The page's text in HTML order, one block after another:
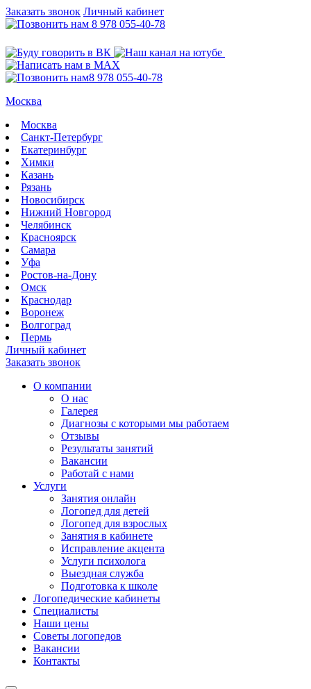
Заказать звонок Личный кабинет
8 978 055-40-78
8 978 055-40-78
Москва
Москва
Санкт-Петербург
Екатеринбург
Химки
Казань
Рязань
Новосибирск
Нижний Новгород
Челябинск
Красноярск
Самара
Уфа
Ростов-на-Дону
Омск
Краснодар
Воронеж
Волгоград
Пермь
Личный кабинет
Заказать звонок
О компании
О нас
Галерея
Диагнозы с которыми мы работаем
Отзывы
Результаты занятий
Вакансии
Работай с нами
Услуги
Занятия онлайн
Логопед для детей
Логопед для взрослых
Занятия в кабинете
Исправление акцента
Услуги психолога
Выездная служба
Подготовка к школе
Логопедические кабинеты
Специалисты
Наши цены
Советы логопедов
Вакансии
Контакты